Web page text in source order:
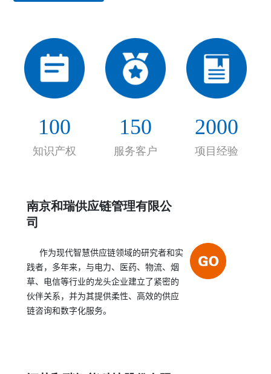
经验以及高效优质的售后服务，公司业务已覆盖全
国20余个省份和直辖市，并与电力、医药、水务、
第三方物流等行业的众多龙头企业建立了长期稳定
绩效提高。
100
知识产权
150
服务客户
2000
项目经验
南京和瑞供应链管理有限公
司
作为现代智慧供应链领域的研究者和实
践者，多年来，与电力、医药、物流、烟
草、电信等行业的龙头企业建立了紧密的
伙伴关系，并为其提供柔性、高效的供应
链咨询和数字化服务。